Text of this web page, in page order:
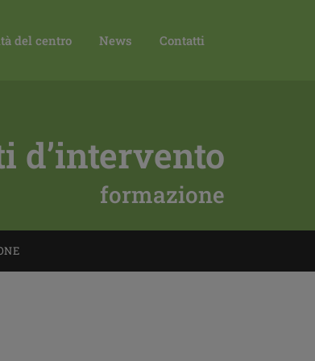
del centro News Contatti
d’intervento
formazione